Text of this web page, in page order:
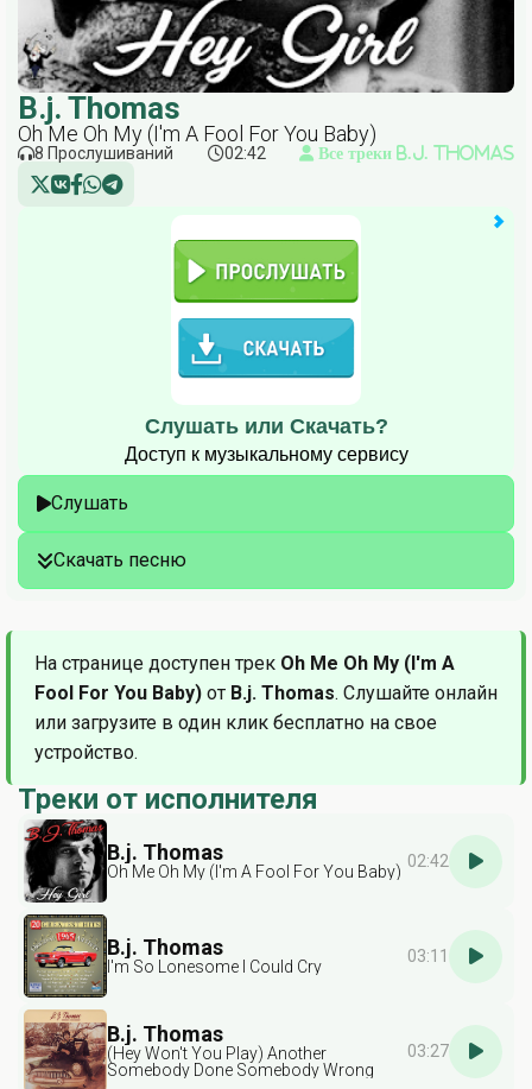
B.j. Thomas
Oh Me Oh My (I'm A Fool For You Baby)
8 Прослушиваний 02:42 Все треки B.j. Thomas
Слушать или Скачать?
Доступ к музыкальному сервису
Слушать
Скачать песню
На странице доступен трек Oh Me Oh My (I'm A
Fool For You Baby) от B.j. Thomas. Слушайте онлайн
или загрузите в один клик бесплатно на свое
устройство.
Треки от исполнителя
B.j. Thomas
Oh Me Oh My (I'm A Fool For You Baby)
02:42
B.j. Thomas
I'm So Lonesome I Could Cry
03:11
B.j. Thomas
(Hey Won't You Play) Another
Somebody Done Somebody Wrong
03:27